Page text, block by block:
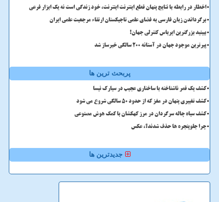
اخطار در رابطه با نتایج پنهان قطع اینترنت اینترنت، خود زندگی است نه یک ابزار فرعی
برگرداندن زبان فارسی به فضای علمی تاجیکستان ارتقاء مرجعیت علمی ایران
ببینید بزرگترین ایرباس کنترلی جهان!
پیرترین موجود جهان در آستانه ۲۰۰ سالگی خبرساز شد
پربحث ترین ها
کشف یک قمر ناشناخته با ساختاری عجیب در سیارک نیسا
کشف تغییری پنهان در مغز که از حدود 50 سالگی شروع می شود
کشف سیاه چاله سرگردان در مرز کهکشان با کمک هوش مصنوعی
چرا جلوپنجره ها حذف شدند؟، عکس
جدیدترین ها